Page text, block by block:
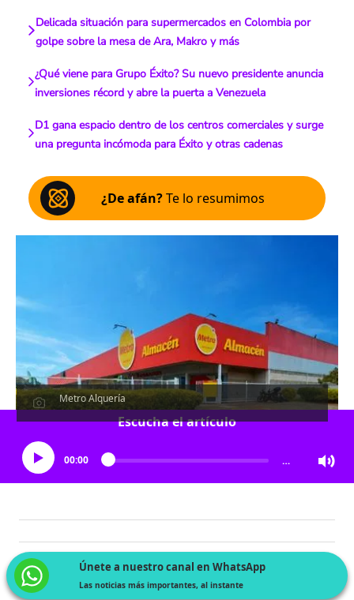
Delicada situación para supermercados en Colombia por
golpe sobre la mesa de Ara, Makro y más
¿Qué viene para Grupo Éxito? Su nuevo presidente anuncia
inversiones récord y abre la puerta a Venezuela
D1 gana espacio dentro de los centros comerciales y surge
una pregunta incómoda para Éxito y otras cadenas
¿De afán?Te lo resumimos
Metro Alquería
Escucha el artículo
00:00 …
Únete a nuestro canal en WhatsApp
Las noticias más importantes, al instante